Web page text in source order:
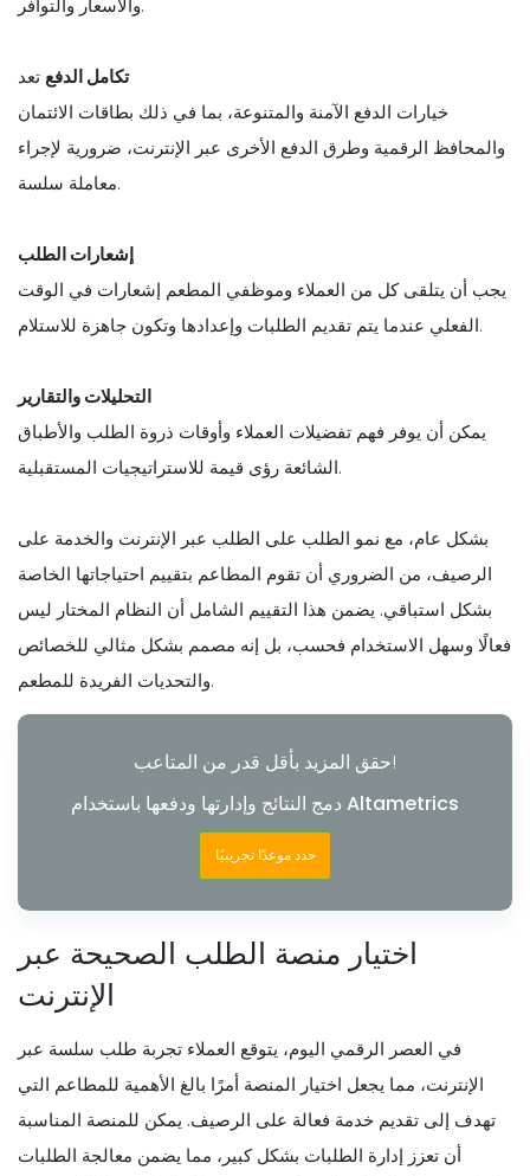
والأسعار والتوافر.
تكامل الدفعتعد
خيارات الدفع الآمنة والمتنوعة، بما في ذلك بطاقات الائتمان
والمحافظ الرقمية وطرق الدفع الأخرى عبر الإنترنت، ضرورية لإجراء
معاملة سلسة.
إشعارات الطلب
يجب أن يتلقى كل من العملاء وموظفي المطعم إشعارات في الوقت
الفعلي عندما يتم تقديم الطلبات وإعدادها وتكون جاهزة للاستلام.
التحليلات والتقارير
يمكن أن يوفر فهم تفضيلات العملاء وأوقات ذروة الطلب والأطباق
الشائعة رؤى قيمة للاستراتيجيات المستقبلية.
بشكل عام، مع نمو الطلب على الطلب عبر الإنترنت والخدمة على
الرصيف، من الضروري أن تقوم المطاعم بتقييم احتياجاتها الخاصة
بشكل استباقي. يضمن هذا التقييم الشامل أن النظام المختار ليس
فعالًا وسهل الاستخدام فحسب، بل إنه مصمم بشكل مثالي للخصائص
والتحديات الفريدة للمطعم.
حقق المزيد بأقل قدر من المتاعب!
دمج النتائج وإدارتها ودفعها باستخدام Altametrics
حدد موعدًا تجريبيًا
اختيار منصة الطلب الصحيحة عبر
الإنترنت
في العصر الرقمي اليوم، يتوقع العملاء تجربة طلب سلسة عبر
الإنترنت، مما يجعل اختيار المنصة أمرًا بالغ الأهمية للمطاعم التي
تهدف إلى تقديم خدمة فعالة على الرصيف. يمكن للمنصة المناسبة
أن تعزز إدارة الطلبات بشكل كبير، مما يضمن معالجة الطلبات